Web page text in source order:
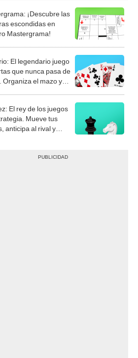
¡Descubre las
escondidas en
Mastergrama!
El legendario juego
que nunca pasa de
Organiza el mazo y
El rey de los juegos
Mueve tus
anticipa al rival y